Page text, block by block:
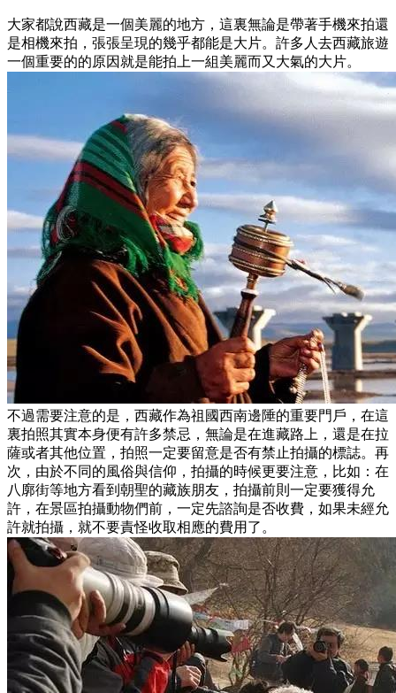
大家都說西藏是一個美麗的地方，這裏無論是帶著手機來拍還
是相機來拍，張張呈現的幾乎都能是大片。許多人去西藏旅遊
一個重要的的原因就是能拍上一組美麗而又大氣的大片。
不過需要注意的是，西藏作為祖國西南邊陲的重要門戶，在這
裏拍照其實本身便有許多禁忌，無論是在進藏路上，還是在拉
薩或者其他位置，拍照一定要留意是否有禁止拍攝的標誌。再
次，由於不同的風俗與信仰，拍攝的時候更要注意，比如：在
八廓街等地方看到朝聖的藏族朋友，拍攝前則一定要獲得允
許，在景區拍攝動物們前，一定先諮詢是否收費，如果未經允
許就拍攝，就不要責怪收取相應的費用了。